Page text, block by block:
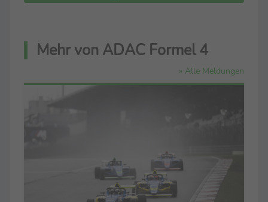
Mehr von ADAC Formel 4
» Alle Meldungen